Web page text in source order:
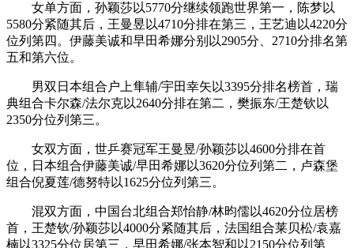
女单方面，孙颖莎以5770分继续领跑世界第一，陈梦以
5580分紧随其后，王曼昱以4710分排在第三，王艺迪以4220分
位列第四。伊藤美诚和早田希娜分别以2905分、2710分排名第
五和第六位。
男双日本组合户上隼辅/宇田幸矢以3395分排名榜首，瑞
典组合卡尔森/法尔克以2640分排在第二，樊振东/王楚钦以
2350分位列第三。
女双方面，世乒赛冠军王曼昱/孙颖莎以4600分排在首
位，日本组合伊藤美诚/早田希娜以3620分位列第二，卢森堡
组合倪夏莲/德努特以1625分位列第三。
混双方面，中国台北组合郑怡静/林昀儒以4620分位居榜
首，王楚钦/孙颖莎以4000分紧随其后，法国组合莱贝松/袁嘉
楠以3325分位居第三，早田希娜/张本智和以2150分位列第